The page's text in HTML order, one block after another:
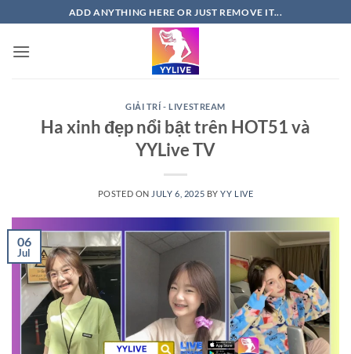
to
content
ADD ANYTHING HERE OR JUST REMOVE IT...
GIẢI TRÍ - LIVESTREAM
Ha xinh đẹp nổi bật trên HOT51 và
YYLive TV
POSTED ON JULY 6, 2025 BYYY LIVE
06
Jul